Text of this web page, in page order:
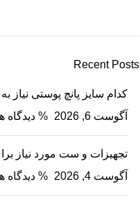
Recent Posts
کدام سایز پانچ پوستی نیاز به
آگوست 6, 2026
% دیدگاه
تجهیزات و ست مورد نیاز
آگوست 4, 2026
% دیدگاه